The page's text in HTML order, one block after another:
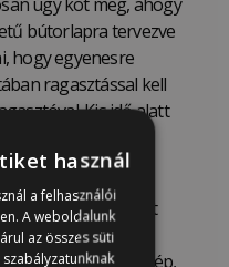
bútorlapra tervezve
hogy egyenesre
ragasztással kell
Kis idő alatt
és
szabadalmaztatott
gyönyörű és
amelyeket szép,
használ
a felhasználói
A weboldalunk
az összes süti